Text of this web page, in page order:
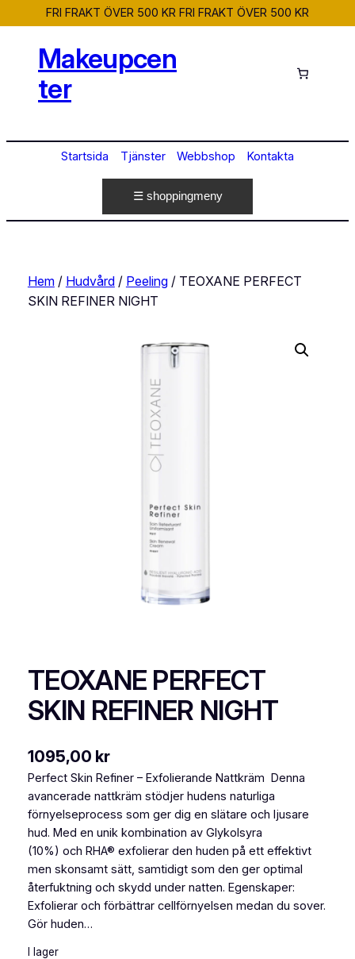
FRI FRAKT ÖVER 500 KR FRI FRAKT ÖVER 500 KR
innehållMakeupcen
ter
Startsida Tjänster Webbshop Kontakta
☰ shoppingmeny
Hem/ Hudvård/ Peeling/ TEOXANE PERFECT
SKIN REFINER NIGHT
TEOXANE PERFECT
SKIN REFINER NIGHT
1095,00 kr
Perfect Skin Refiner – Exfolierande Nattkräm Denna
avancerade nattkräm stödjer hudens naturliga
förnyelseprocess som ger dig en slätare och ljusare
hud. Med en unik kombination av Glykolsyra
(10%) och RHA® exfolierar den huden på ett effektivt
men skonsamt sätt, samtidigt som den ger optimal
återfuktning och skydd under natten. Egenskaper:
Exfolierar och förbättrar cellförnyelsen medan du sover.
Gör huden…
I lager